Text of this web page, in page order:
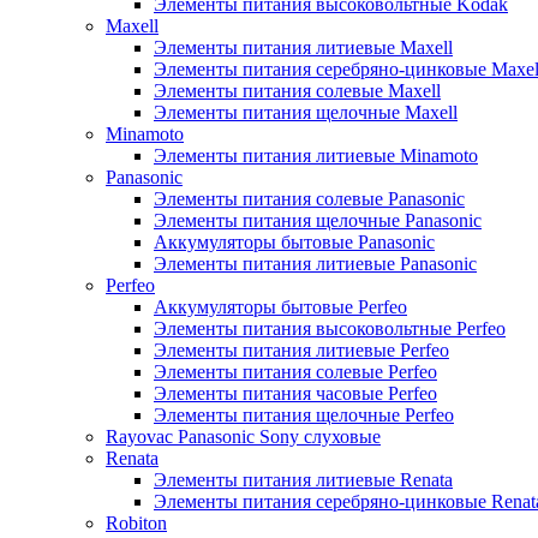
Элементы питания высоковольтные Kodak
Maxell
Элементы питания литиевые Maxell
Элементы питания серебряно-цинковые
Элементы питания солевые Maxell
Элементы питания щелочные Maxell
Minamoto
Элементы питания литиевые Minamoto
Panasonic
Элементы питания солевые Panasonic
Элементы питания щелочные Panasonic
Аккумуляторы бытовые Panasonic
Элементы питания литиевые Panasonic
Perfeo
Аккумуляторы бытовые Perfeo
Элементы питания высоковольтные Perfeo
Элементы питания литиевые Perfeo
Элементы питания солевые Perfeo
Элементы питания часовые Perfeo
Элементы питания щелочные Perfeo
Rayovac Panasonic Sony слуховые
Renata
Элементы питания литиевые Renata
Элементы питания серебряно-цинковые
Robiton